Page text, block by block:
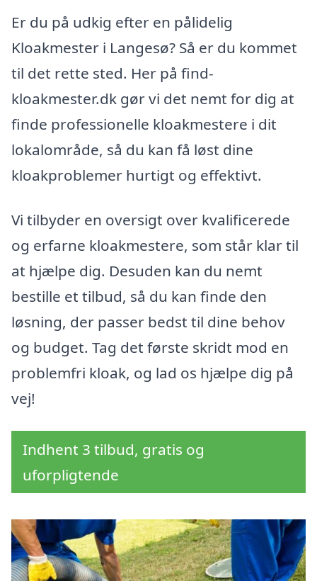
Er du på udkig efter en pålidelig
Kloakmester i Langesø? Så er du kommet
til det rette sted. Her på find-
kloakmester.dk gør vi det nemt for dig at
finde professionelle kloakmestere i dit
lokalområde, så du kan få løst dine
kloakproblemer hurtigt og effektivt.
Vi tilbyder en oversigt over kvalificerede
og erfarne kloakmestere, som står klar til
at hjælpe dig. Desuden kan du nemt
bestille et tilbud, så du kan finde den
løsning, der passer bedst til dine behov
og budget. Tag det første skridt mod en
problemfri kloak, og lad os hjælpe dig på
vej!
Indhent 3 tilbud, gratis og
uforpligtende